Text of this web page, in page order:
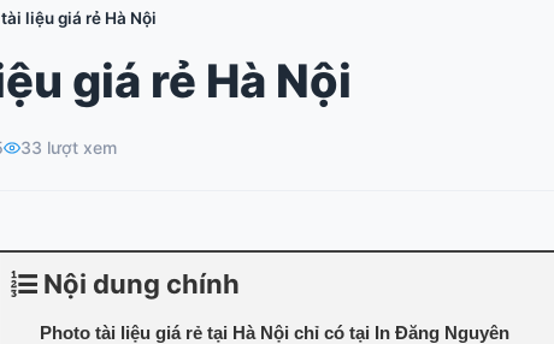
liệu giá rẻ Hà Nội
giá rẻ Hà Nội
33 lượt xem
Nội dung chính
Photo tài liệu giá rẻ tại Hà Nội chỉ có tại In Đăng Nguyên